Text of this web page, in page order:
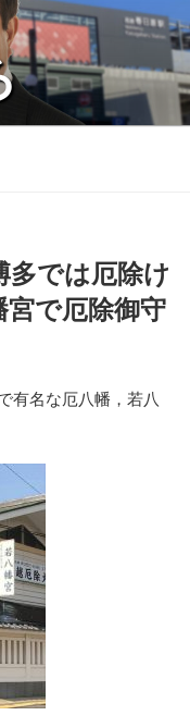
多では厄除け
宮で厄除御守
有名な厄八幡，若八